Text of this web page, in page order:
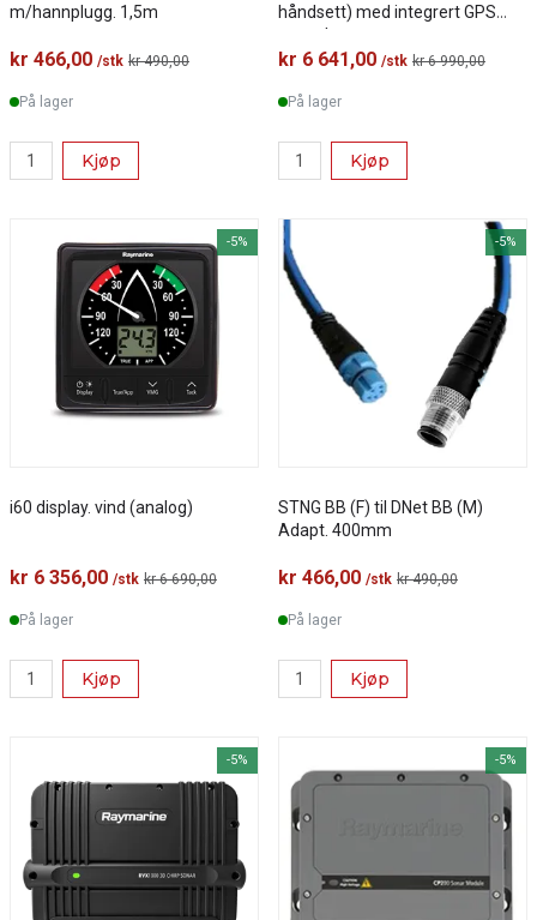
m/hannplugg. 1,5m
kr 466,00 /stk kr 490,00
På lager
Kjøp
håndsett) med integrert GPS
mottaker
kr 6 641,00 /stk kr 6 990,00
På lager
Kjøp
-5%
i60 display. vind (analog)
kr 6 356,00 /stk kr 6 690,00
På lager
Kjøp
-5%
STNG BB (F) til DNet BB (M)
Adapt. 400mm
kr 466,00 /stk kr 490,00
På lager
Kjøp
-5% -5%